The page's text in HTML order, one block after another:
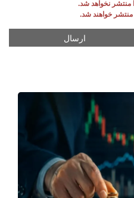
منتشر نخواهد شد.
منتشر خواهند شد.